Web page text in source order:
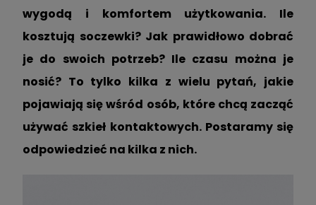
wygodą i komfortem użytkowania. Ile
kosztują soczewki? Jak prawidłowo dobrać
je do swoich potrzeb? Ile czasu można je
nosić? To tylko kilka z wielu pytań, jakie
pojawiają się wśród osób, które chcą zacząć
używać szkieł kontaktowych. Postaramy się
odpowiedzieć na kilka z nich.